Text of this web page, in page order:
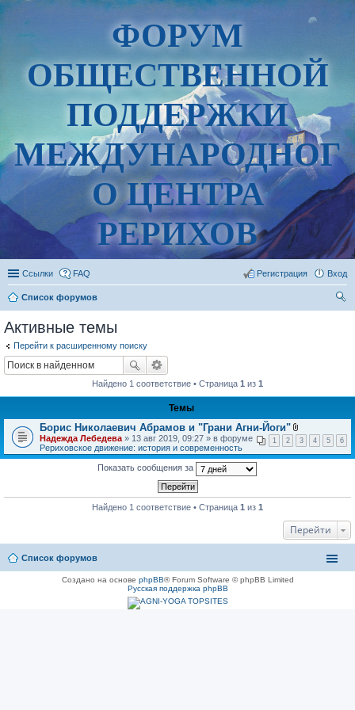
ФОРУМ
ОБЩЕСТВЕННОЙ
ПОДДЕРЖКИ
МЕЖДУНАРОДНОГ
О ЦЕНТРА
РЕРИХОВ
Ссылки FAQ Вход
Регистрация
Список форумов
Активные темы
Перейти к расширенному поиску
Найдено 1 соответствие • Страница 1 из 1
Темы
Борис Николаевич Абрамов и "Грани Агни-Йоги"
В
л
о
1 2 3 4 5 6
Надежда Лебедева » 13 авг 2019, 09:27 » в форуме
Рериховское движение: история и современность
Показать сообщения за
Найдено 1 соответствие • Страница 1 из 1
Перейти
Список форумов
Создано на основе phpBB® Forum Software © phpBB Limited
Русская поддержка phpBB